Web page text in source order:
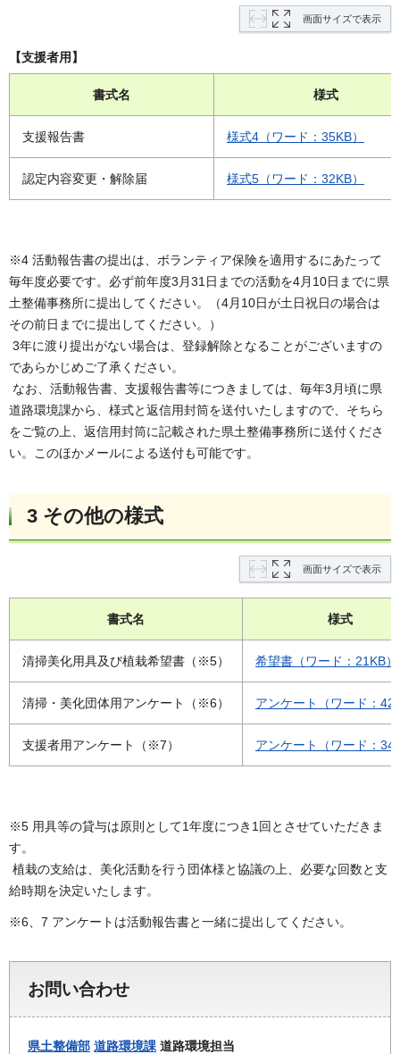
画面サイズで表示
【支援者用】
書式名 様式
支援報告書 様式4（ワード：35KB）
認定内容変更・解除届 様式5（ワード：32KB）
※4 活動報告書の提出は、ボランティア保険を適用するにあたって
毎年度必要です。必ず前年度3月31日までの活動を4月10日までに県
土整備事務所に提出してください。（4月10日が土日祝日の場合は
その前日までに提出してください。）
3年に渡り提出がない場合は、登録解除となることがございますの
であらかじめご了承ください。
なお、活動報告書、支援報告書等につきましては、毎年3月頃に県
道路環境課から、様式と返信用封筒を送付いたしますので、そちら
をご覧の上、返信用封筒に記載された県土整備事務所に送付くださ
い。このほかメールによる送付も可能です。
3 その他の様式
画面サイズで表示
書式名 様式
清掃美化用具及び植栽希望書（※5） 希望書（ワード：21KB）
清掃・美化団体用アンケート（※6） アンケート（ワード：
支援者用アンケート（※7） アンケート（ワード：
※5 用具等の貸与は原則として1年度につき1回とさせていただきま
す。
植栽の支給は、美化活動を行う団体様と協議の上、必要な回数と支
給時期を決定いたします。
※6、7 アンケートは活動報告書と一緒に提出してください。
お問い合わせ
県土整備部 道路環境課 道路環境担当